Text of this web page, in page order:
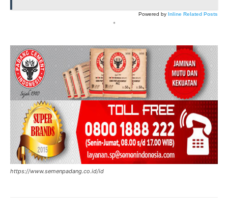
Powered by Inline Related Posts
*
https://www.semenpadang.co.id/id